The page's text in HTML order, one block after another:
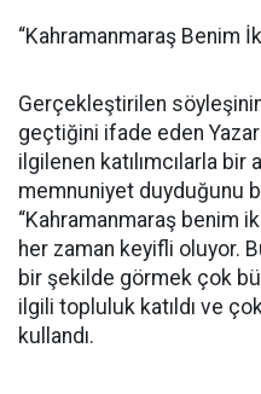
“Kahramanmaraş Benim
Gerçekleştirilen
geçtiğini ifade eden
ilgilenen katılımcılarla bir
memnuniyet duyduğunu
“Kahramanmaraş benim
her zaman keyifli oluyor.
bir şekilde görmek çok
ilgili topluluk katıldı ve
kullandı.